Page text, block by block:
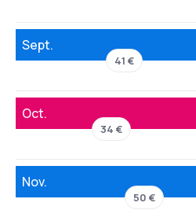
Sept.
41 €
Oct.
34 €
Nov.
50 €